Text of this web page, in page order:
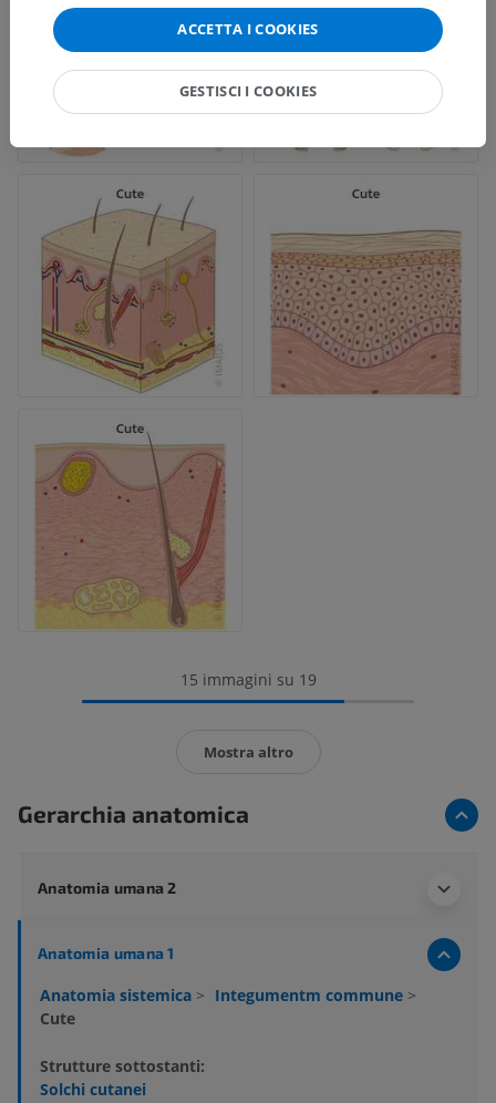
15 immagini su 19
Mostra altro
Gerarchia anatomica
Anatomia umana 2
Anatomia umana 1
Anatomia sistemica > Integumentm commune >
Cute
Strutture sottostanti:
Solchi cutanei
ACCETTA I COOKIES
GESTISCI I COOKIES